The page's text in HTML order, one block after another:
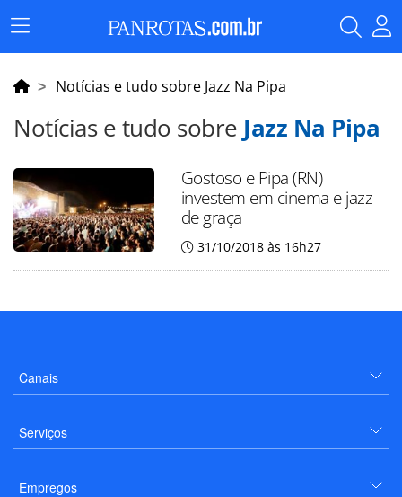
Menu
Principal
Notícias e tudo sobre Jazz Na Pipa
Notícias e tudo sobre Jazz Na Pipa
Gostoso e Pipa (RN)
investem em cinema e jazz
de graça
31/10/2018 às 16h27
Canais
Serviços
Empregos